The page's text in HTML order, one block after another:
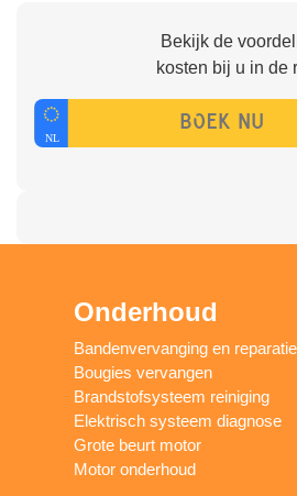
Bekijk de
kosten bij u in de
Onderhoud
Bandenvervanging en reparatie
Bougies vervangen
Brandstofsysteem reiniging
Elektrisch systeem diagnose
Grote beurt motor
Motor onderhoud